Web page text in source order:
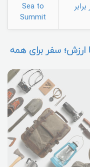
Sea to
Summit
ارزش؛ سفر برای همه